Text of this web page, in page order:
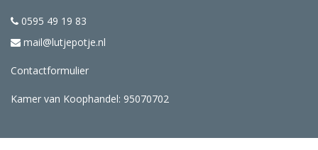
0595 49 19 83
mail@lutjepotje.nl
Contactformulier
Kamer van Koophandel: 95070702